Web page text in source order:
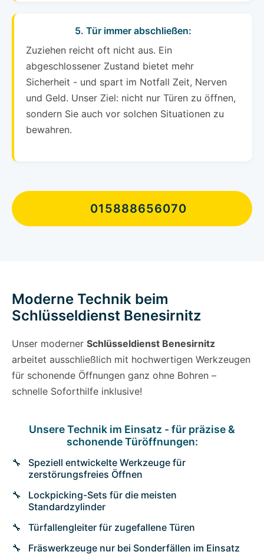
5. Tür immer abschließen:
Zuziehen reicht oft nicht aus. Ein
abgeschlossener Zustand bietet mehr
Sicherheit - und spart im Notfall Zeit, Nerven
und Geld. Unser Ziel: nicht nur Türen zu öffnen,
sondern Sie auch vor solchen Situationen zu
bewahren.
015888656070
Moderne Technik beim
Schlüsseldienst Benesirnitz
Unser moderner Schlüsseldienst Benesirnitz
arbeitet ausschließlich mit hochwertigen Werkzeugen
für schonende Öffnungen ganz ohne Bohren –
schnelle Soforthilfe inklusive!
Unsere Technik im Einsatz - für präzise &
schonende Türöffnungen:
Speziell entwickelte Werkzeuge für
zerstörungsfreies Öffnen
Lockpicking-Sets für die meisten
Standardzylinder
Türfallengleiter für zugefallene Türen
Fräswerkzeuge nur bei Sonderfällen im Einsatz